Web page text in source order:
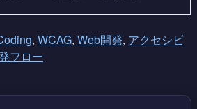
, WCAG, Web開発, アクセシビ
フロー